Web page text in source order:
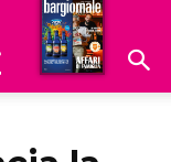
Hoteldomani